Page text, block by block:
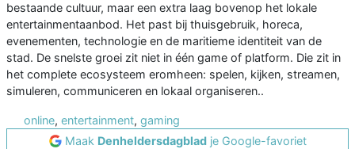
bestaande cultuur, maar een extra laag bovenop het lokale
entertainmentaanbod. Het past bij thuisgebruik, horeca,
evenementen, technologie en de maritieme identiteit van de
stad. De snelste groei zit niet in één game of platform. Die zit in
het complete ecosysteem eromheen: spelen, kijken, streamen,
simuleren, communiceren en lokaal organiseren..
online, entertainment, gaming
Maak Denheldersdagbladje Google-favoriet